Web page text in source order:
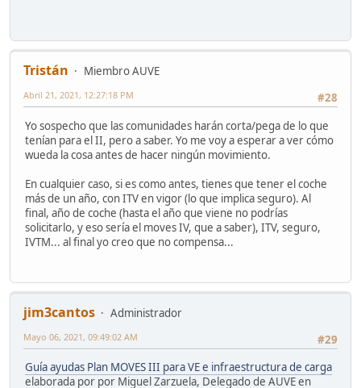
Tristán
Miembro AUVE
#28
Abril 21, 2021, 12:27:18 PM
Yo sospecho que las comunidades harán corta/pega de lo que
tenían para el II, pero a saber. Yo me voy a esperar a ver cómo
wueda la cosa antes de hacer ningún movimiento.
En cualquier caso, si es como antes, tienes que tener el coche
más de un año, con ITV en vigor (lo que implica seguro). Al
final, año de coche (hasta el año que viene no podrías
solicitarlo, y eso sería el moves IV, que a saber), ITV, seguro,
IVTM... al final yo creo que no compensa...
jim3cantos
Administrador
#29
Mayo 06, 2021, 09:49:02 AM
Guía ayudas Plan MOVES III para VE e infraestructura de carga
elaborada por por Miguel Zarzuela, Delegado de AUVE en